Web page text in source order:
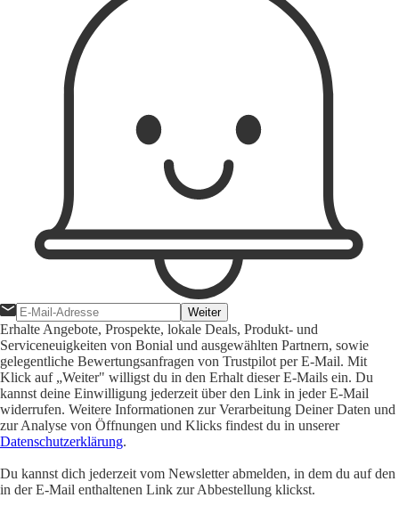
Weiter
Erhalte Angebote, Prospekte, lokale Deals, Produkt- und
Serviceneuigkeiten von Bonial und ausgewählten Partnern, sowie
gelegentliche Bewertungsanfragen von Trustpilot per E-Mail. Mit
Klick auf „Weiter" willigst du in den Erhalt dieser E-Mails ein. Du
kannst deine Einwilligung jederzeit über den Link in jeder E-Mail
widerrufen. Weitere Informationen zur Verarbeitung Deiner Daten und
zur Analyse von Öffnungen und Klicks findest du in unserer
Datenschutzerklärung.
Du kannst dich jederzeit vom Newsletter abmelden, in dem du auf den
in der E-Mail enthaltenen Link zur Abbestellung klickst.